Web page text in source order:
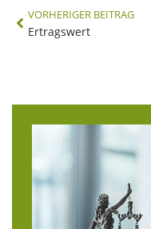
VORHERIGER BEITRAG
Ertragswert